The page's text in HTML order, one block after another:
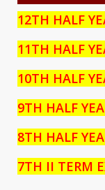
12TH HALF
11TH HALF
10TH HALF
9TH HALF
8TH HALF
7TH II TERM